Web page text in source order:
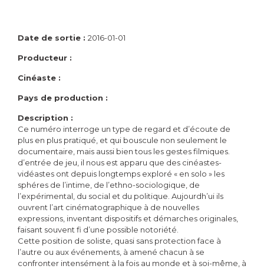
Date de sortie : 2016-01-01
Producteur :
Cinéaste :
Pays de production :
Description :
Ce numéro interroge un type de regard et d’écoute de
plus en plus pratiqué, et qui bouscule non seulement le
documentaire, mais aussi bien tous les gestes filmiques.
d’entrée de jeu, il nous est apparu que des cinéastes-
vidéastes ont depuis longtemps exploré « en solo » les
sphéres de l’intime, de l’ethno-sociologique, de
l’expérimental, du social et du politique. Aujourdh’ui ils
ouvrent l’art cinématographique à de nouvelles
expressions, inventant dispositifs et démarches originales,
faisant souvent fi d’une possible notoriété.
Cette position de soliste, quasi sans protection face à
l’autre ou aux événements, à amené chacun à se
confronter intensément à la fois au monde et à soi-même, à